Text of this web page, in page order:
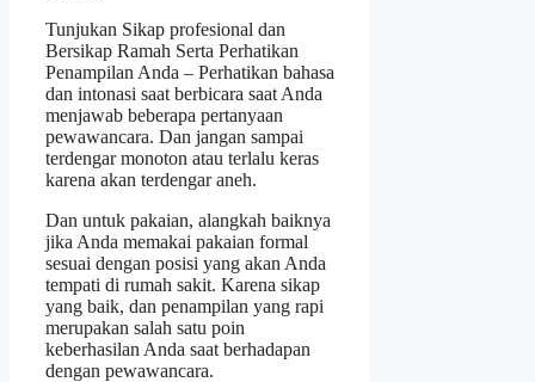
Tunjukan Sikap profesional dan
Bersikap Ramah Serta Perhatikan
Penampilan Anda – Perhatikan bahasa
dan intonasi saat berbicara saat Anda
menjawab beberapa pertanyaan
pewawancara. Dan jangan sampai
terdengar monoton atau terlalu keras
karena akan terdengar aneh.
Dan untuk pakaian, alangkah baiknya
jika Anda memakai pakaian formal
sesuai dengan posisi yang akan Anda
tempati di rumah sakit. Karena sikap
yang baik, dan penampilan yang rapi
merupakan salah satu poin
keberhasilan Anda saat berhadapan
dengan pewawancara.